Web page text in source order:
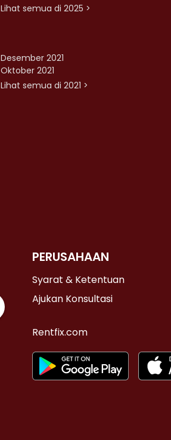
Lihat semua di 2025 >
Desember 2021
Oktober 2021
Lihat semua di 2021 >
PERUSAHAAN
Syarat & Ketentuan
Ajukan Konsultasi
Rentfix.com